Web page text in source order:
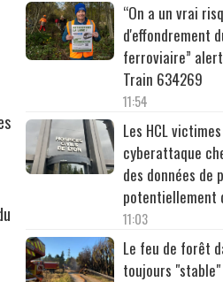
“On a un vrai
d'effondrement
ferroviaire”
Train 634269
11:54
Les HCL
cyberattaque
des données de
potentiellement
11:03
Le feu de forêt
toujours "stable"